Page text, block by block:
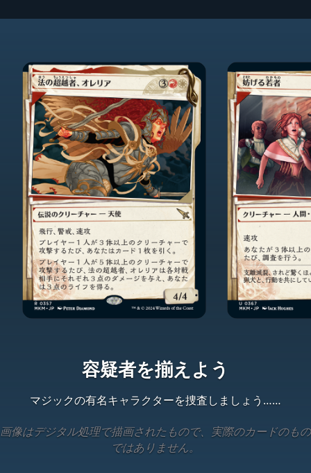
容疑者を揃えよう
マジックの有名キャラクターを捜査しましょう……
画像はデジタル処理で描画されたもので、実際のカードのもの
ではありません。